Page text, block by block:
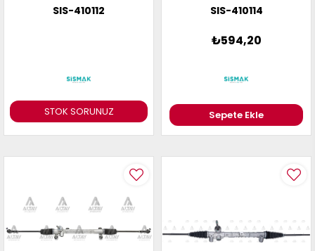
STOK SORUNUZ
SIS-410112 SIS-410114
₺594,20
Sepete Ekle